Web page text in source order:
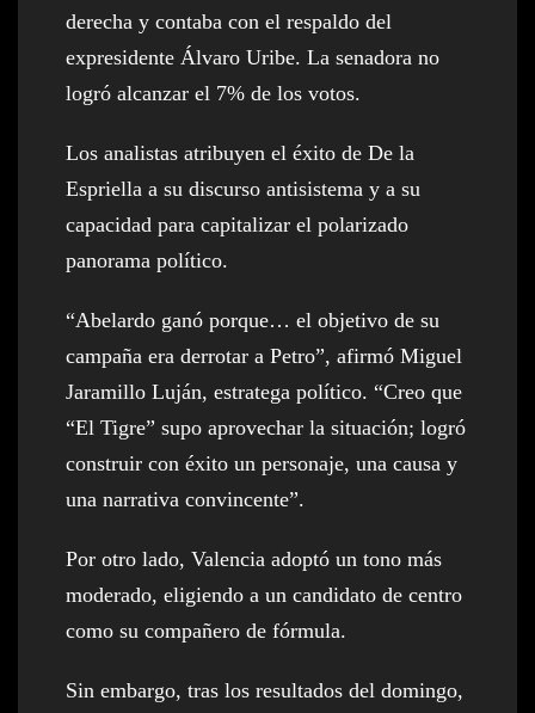
derecha y contaba con el respaldo del
expresidente Álvaro Uribe. La senadora no
logró alcanzar el 7% de los votos.
Los analistas atribuyen el éxito de De la
Espriella a su discurso antisistema y a su
capacidad para capitalizar el polarizado
panorama político.
“Abelardo ganó porque… el objetivo de su
campaña era derrotar a Petro”, afirmó Miguel
Jaramillo Luján, estratega político. “Creo que
“El Tigre” supo aprovechar la situación; logró
construir con éxito un personaje, una causa y
una narrativa convincente”.
Por otro lado, Valencia adoptó un tono más
moderado, eligiendo a un candidato de centro
como su compañero de fórmula.
Sin embargo, tras los resultados del domingo,